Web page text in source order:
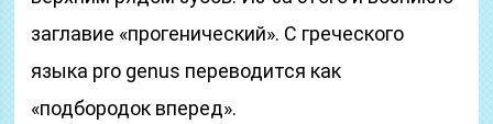
заглавие «прогенический». С греческого
языка pro genus переводится как
«подбородок вперед».